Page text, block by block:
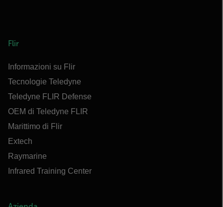
Flir
Informazioni su Flir
Tecnologie Teledyne
Teledyne FLIR Defense
OEM di Teledyne FLIR
Marittimo di Flir
Extech
Raymarine
Infrared Training Center